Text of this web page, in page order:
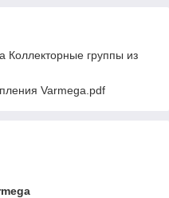
Коллекторные группы из
Varmega.pdf